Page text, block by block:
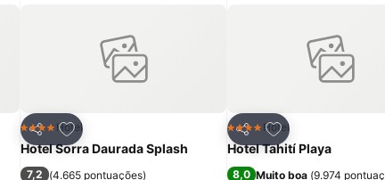
Partilhar
Adicionar aos favoritos
4 EstrelasHotel
Hotel Sorra Daurada Splash
7,2 (4.665 pontuações)
Partilhar
Adicionar aos
4 EstrelasHotel
Hotel Tahití Playa
8,0 Muito boa (9.974